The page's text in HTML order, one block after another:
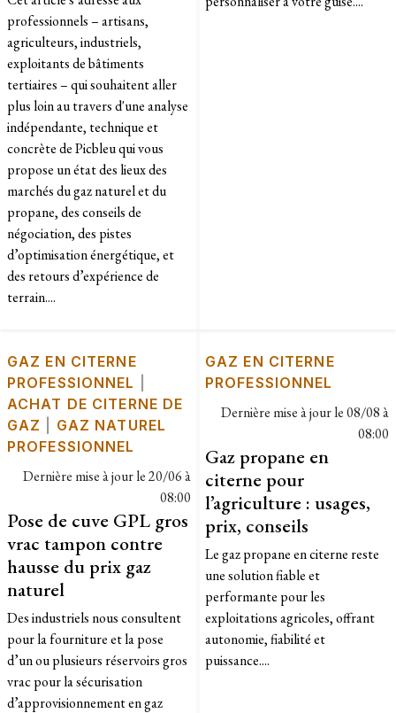
professionnels – artisans,
agriculteurs, industriels,
exploitants de bâtiments
tertiaires – qui souhaitent aller
plus loin au travers d'une analyse
indépendante, technique et
concrète de Picbleu qui vous
propose un état des lieux des
marchés du gaz naturel et du
propane, des conseils de
négociation, des pistes
d’optimisation énergétique, et
des retours d’expérience de
terrain....
GAZ EN CITERNE
PROFESSIONNEL
ACHAT DE CITERNE DE
GAZ
GAZ NATUREL
PROFESSIONNEL
Dernière mise à jour le20/06 à
08:00
Pose de cuve GPL gros
vrac tampon contre
hausse du prix gaz
naturel
Des industriels nous consultent
pour la fourniture et la pose
d’un ou plusieurs réservoirs gros
vrac pour la sécurisation
d’approvisionnement en gaz
GAZ EN CITERNE
PROFESSIONNEL
Dernière mise à jour le08/08 à
08:00
Gaz propane en
citerne pour
l’agriculture : usages,
prix, conseils
Le gaz propane en citerne reste
une solution fiable et
performante pour les
exploitations agricoles, offrant
autonomie, fiabilité et
puissance....